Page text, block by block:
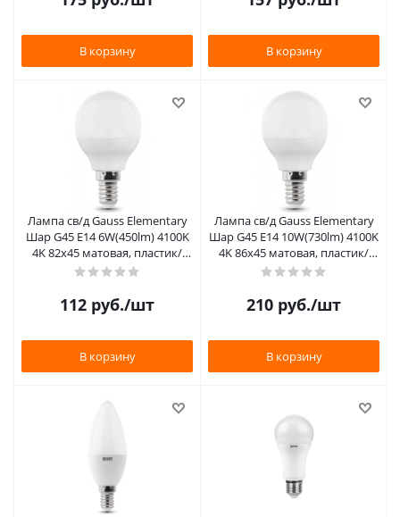
В корзину В корзину
Лампа св/д Gauss Elementary
Шар G45 E14 6W(450lm) 4100K
4K 82х45 матовая, пластик/
алюм.
112 руб./шт
В корзину
Лампа св/д Gauss Elementary
Шар G45 E14 10W(730lm) 4100K
4K 86х45 матовая, пластик/
алюм.
210 руб./шт
В корзину